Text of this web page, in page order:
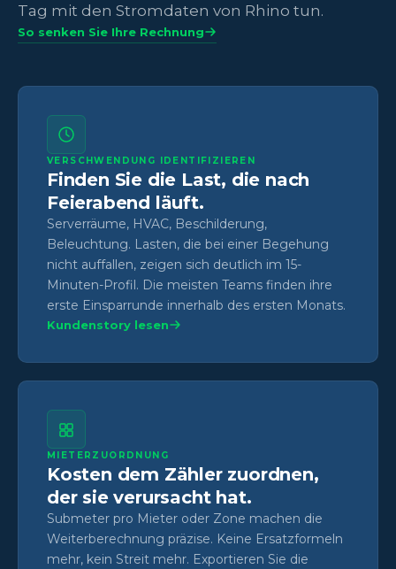
Tag mit den Stromdaten von Rhino tun.
So senken Sie Ihre Rechnung
VERSCHWENDUNG IDENTIFIZIEREN
Finden Sie die Last, die nach
Feierabend läuft.
Serverräume, HVAC, Beschilderung,
Beleuchtung. Lasten, die bei einer Begehung
nicht auffallen, zeigen sich deutlich im 15-
Minuten-Profil. Die meisten Teams finden ihre
erste Einsparrunde innerhalb des ersten Monats.
Kundenstory lesen
MIETERZUORDNUNG
Kosten dem Zähler zuordnen,
der sie verursacht hat.
Submeter pro Mieter oder Zone machen die
Weiterberechnung präzise. Keine Ersatzformeln
mehr, kein Streit mehr. Exportieren Sie die